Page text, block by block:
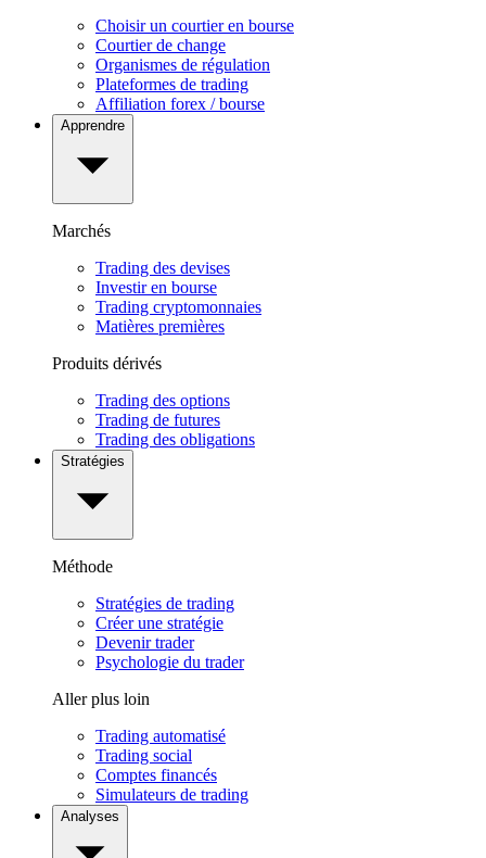
Choisir un courtier en bourse
Courtier de change
Organismes de régulation
Plateformes de trading
Affiliation forex / bourse
Apprendre
Marchés
Trading des devises
Investir en bourse
Trading cryptomonnaies
Matières premières
Produits dérivés
Trading des options
Trading de futures
Trading des obligations
Stratégies
Méthode
Stratégies de trading
Créer une stratégie
Devenir trader
Psychologie du trader
Aller plus loin
Trading automatisé
Trading social
Comptes financés
Simulateurs de trading
Analyses